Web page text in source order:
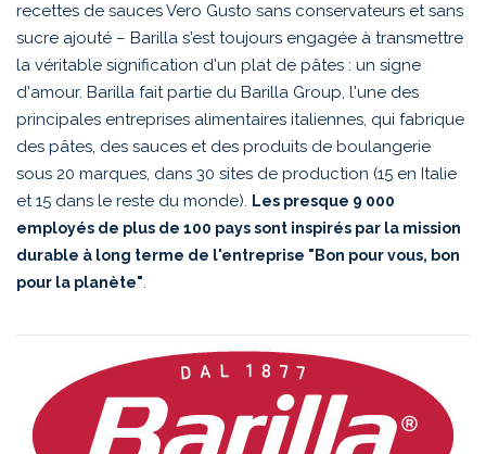
recettes de sauces Vero Gusto sans conservateurs et sans
sucre ajouté – Barilla s'est toujours engagée à transmettre
la véritable signification d'un plat de pâtes : un signe
d'amour. Barilla fait partie du Barilla Group, l'une des
principales entreprises alimentaires italiennes, qui fabrique
des pâtes, des sauces et des produits de boulangerie
sous 20 marques, dans 30 sites de production (15 en Italie
et 15 dans le reste du monde). Les presque 9 000
employés de plus de 100 pays sont inspirés par la mission
durable à long terme de l'entreprise "Bon pour vous, bon
pour la planète".